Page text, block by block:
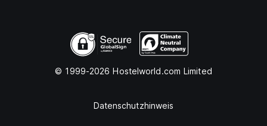
© 1999-2026 Hostelworld.com Limited
Datenschutzhinweis